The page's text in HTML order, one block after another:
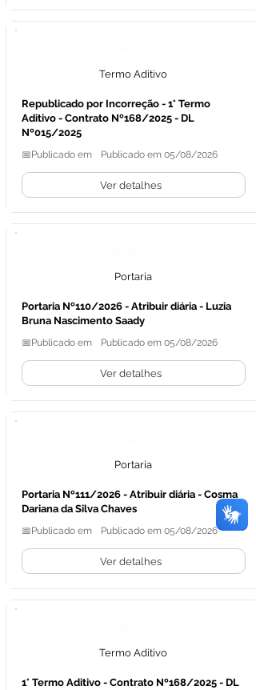
Termo Aditivo
Republicado por Incorreção - 1° Termo
Aditivo - Contrato Nº168/2025 - DL
Nº015/2025
📅Publicado em Publicado em 05/08/2026
Ver detalhes
Portaria
Portaria Nº110/2026 - Atribuir diária - Luzia
Bruna Nascimento Saady
📅Publicado em Publicado em 05/08/2026
Ver detalhes
Portaria
Portaria Nº111/2026 - Atribuir diária - Cosma
Dariana da Silva Chaves
📅Publicado em Publicado em 05/08/2026
Ver detalhes
Termo Aditivo
1° Termo Aditivo - Contrato Nº168/2025 - DL